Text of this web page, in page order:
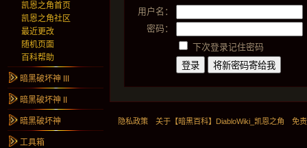
用户名：
密码：
下次登录记住密码
凯恩之角首页
凯恩之角社区
最近更改
随机页面
百科帮助
暗黑破坏神 III
暗黑破坏神 II
暗黑破坏神
工具箱
隐私政策 关于【暗黑百科】DiabloWiki_凯恩之角 免